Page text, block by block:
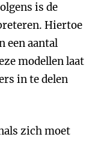
is de
Hiertoe
een aantal
modellen laat
in te delen
zich moet